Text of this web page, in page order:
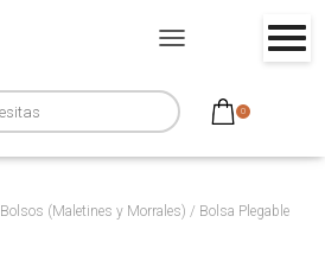
0
CAMBIAR MODO DE
Bolsos (Maletines y Morrales) / Bolsa Plegable